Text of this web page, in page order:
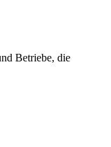
Betriebe, die